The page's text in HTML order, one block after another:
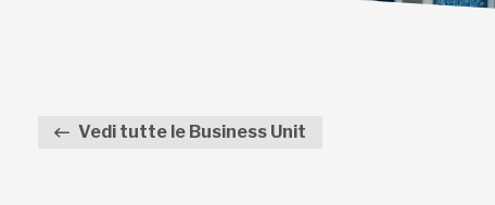
Vedi tutte le Business Unit